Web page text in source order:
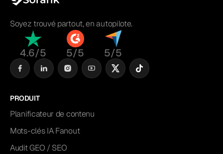
Soyez trouvé partout, en autopilote.
4.6/5 5/5 5/5
PRODUIT
Planificateur de contenu
Mots-clés IA Fanout
Audit GEO / SEO